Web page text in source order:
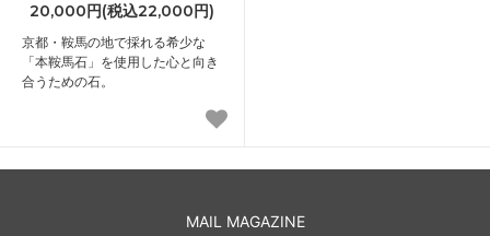
20,000円(税込22,000円)
京都・鞍馬の地で採れる希少な
「本鞍馬石」を使用した心と向き
合うための石。
MAIL MAGAZINE